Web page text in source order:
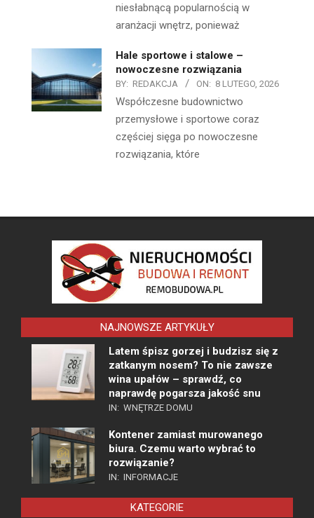
niesłabnącą popularnością w
aranżacji wnętrz, ponieważ
Hale sportowe i stalowe –
nowoczesne rozwiązania
BY: REDAKCJA ON: 8 LUTEGO, 2026
Współczesne budownictwo
przemysłowe i sportowe coraz
częściej sięga po nowoczesne
rozwiązania, które
NAJNOWSZE ARTYKUŁY
Latem śpisz gorzej i budzisz się z
zatkanym nosem? To nie zawsze
wina upałów – sprawdź, co
naprawdę pogarsza jakość snu
IN: WNĘTRZE DOMU
Kontener zamiast murowanego
biura. Czemu warto wybrać to
rozwiązanie?
IN: INFORMACJE
KATEGORIE